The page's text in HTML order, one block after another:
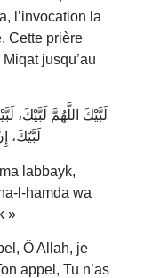
l’invocation la
Cette prière
jusqu’au
لَبَّيْكَ،
labbayk,
l-hamda wa
»
Ô Allah, je
appel, Tu n’as